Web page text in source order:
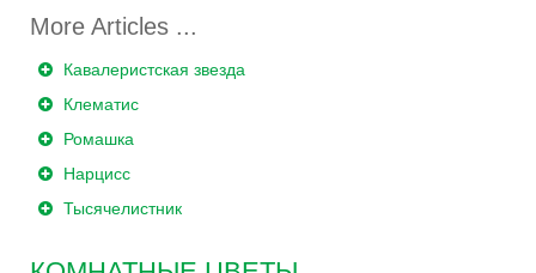
Кавалеристская звезда
Клематис
Ромашка
Нарцисс
Тысячелистник